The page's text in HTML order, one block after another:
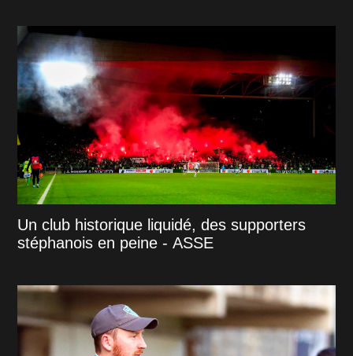
Un club historique liquidé, des supporters
stéphanois en peine - ASSE